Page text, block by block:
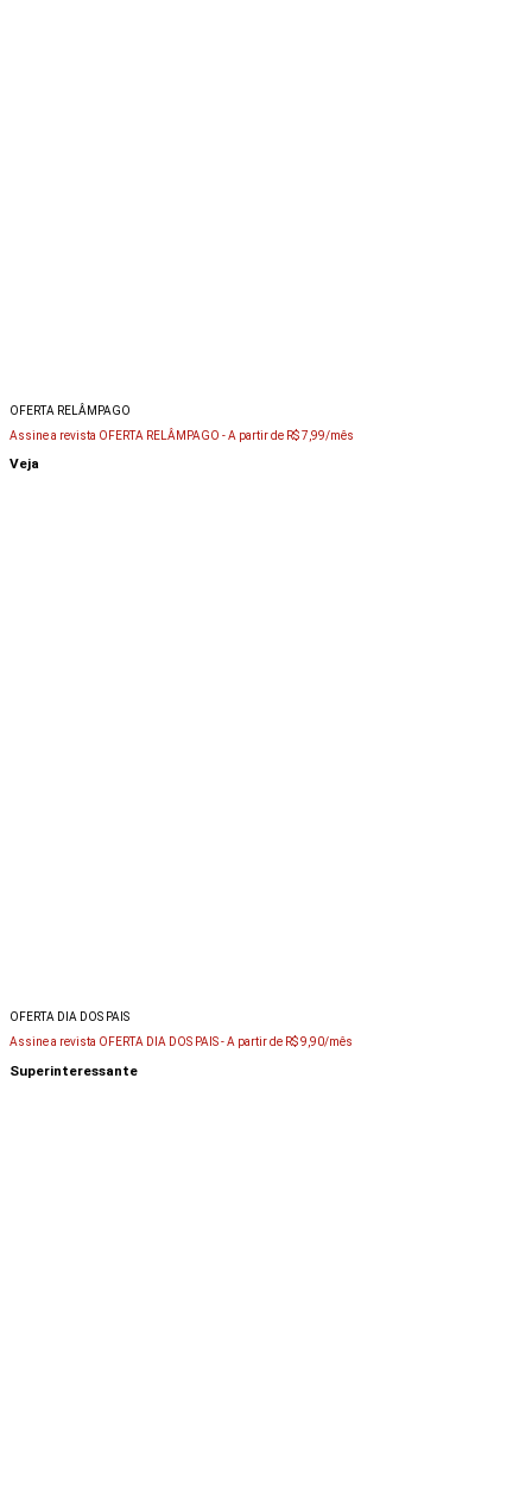
OFERTA RELÂMPAGO
Assine a revista OFERTA RELÂMPAGO -A partir de R$ 7,99/mês
Veja
OFERTA DIA DOS PAIS
Assine a revista OFERTA DIA DOS PAIS -A partir de R$ 9,90/mês
Superinteressante